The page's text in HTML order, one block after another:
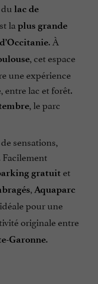
lac de
la plus grande
. À
, cet espace
une expérience
lac et forêt.
, le parc
sensations,
Facilement
gratuit et
, Aquaparc
pour une
originale entre
Garonne.